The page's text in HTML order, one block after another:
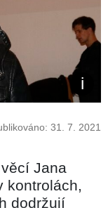
31. 7. 2021
Jana
kontrolách,
dodržují